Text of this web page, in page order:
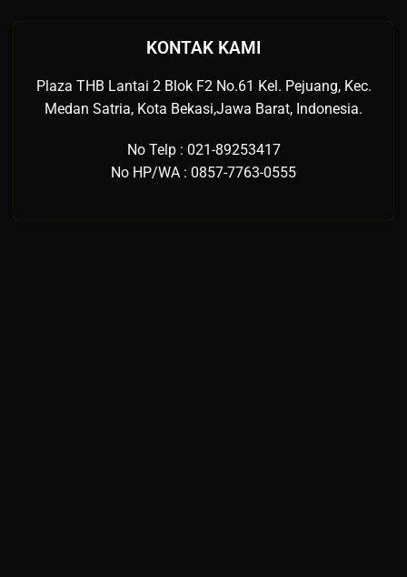
KONTAK KAMI
Plaza THB Lantai 2 Blok F2 No.61 Kel. Pejuang, Kec.
Medan Satria, Kota Bekasi,Jawa Barat, Indonesia.
No Telp : 021-89253417
No HP/WA : 0857-7763-0555